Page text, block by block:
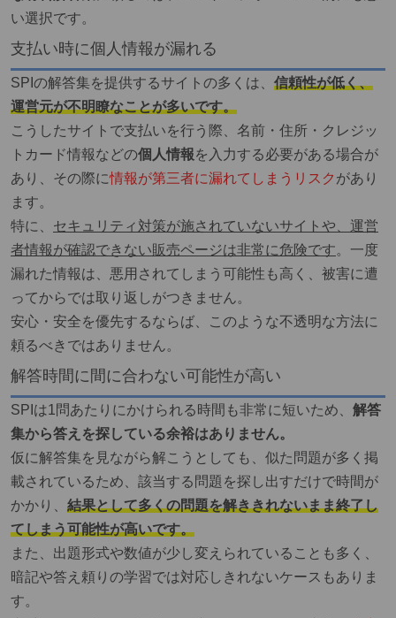
い選択です。
支払い時に個人情報が漏れる
SPIの解答集を提供するサイトの多くは、 信頼性が低く、
運営元が不明瞭なことが多いです。
こうしたサイトで支払いを行う際、名前・住所・クレジッ
トカード情報などの個人情報を入力する必要がある場合が
あり、その際に情報が第三者に漏れてしまうリスク があり
ます。
特に、 セキュリティ対策が施されていないサイトや、運営
者情報が確認できない販売ページは非常に危険です。一度
漏れた情報は、悪用されてしまう可能性も高く、被害に遭
ってからでは取り返しがつきません。
安心・安全を優先するならば、このような不透明な方法に
頼るべきではありません。
解答時間に間に合わない可能性が高い
SPIは1問あたりにかけられる時間も非常に短いため、 解答
集から答えを探している余裕はありません。
仮に解答集を見ながら解こうとしても、似た問題が多く掲
載されているため、該当する問題を探し出すだけで時間が
かかり、 結果として多くの問題を解ききれないまま終了し
てしまう可能性が高いです。
また、出題形式や数値が少し変えられていることも多く、
暗記や答え頼りの学習では対応しきれないケースもありま
す。